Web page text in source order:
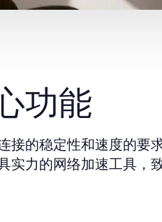
功能
接的稳定性和速度的要
实力的网络加速工具，